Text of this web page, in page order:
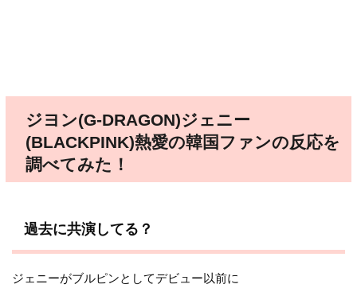
ジヨン(G-DRAGON)ジェニー
(BLACKPINK)熱愛の韓国ファンの反応を
調べてみた！
過去に共演してる？
ジェニーがブルピンとしてデビュー以前に